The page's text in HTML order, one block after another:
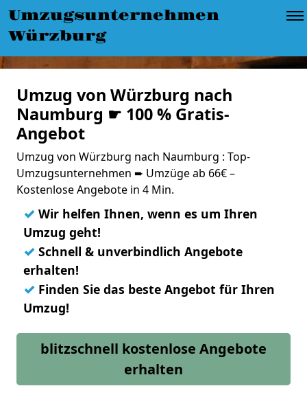
Umzugsunternehmen
Würzburg
Umzug von Würzburg nach
Naumburg ☛ 100 % Gratis-
Angebot
Umzug von Würzburg nach Naumburg : Top-
Umzugsunternehmen ➨ Umzüge ab 66€ –
Kostenlose Angebote in 4 Min.
✓ Wir helfen Ihnen, wenn es um Ihren
Umzug geht!
✓ Schnell & unverbindlich Angebote
erhalten!
✓ Finden Sie das beste Angebot für Ihren
Umzug!
blitzschnell kostenlose Angebote
erhalten